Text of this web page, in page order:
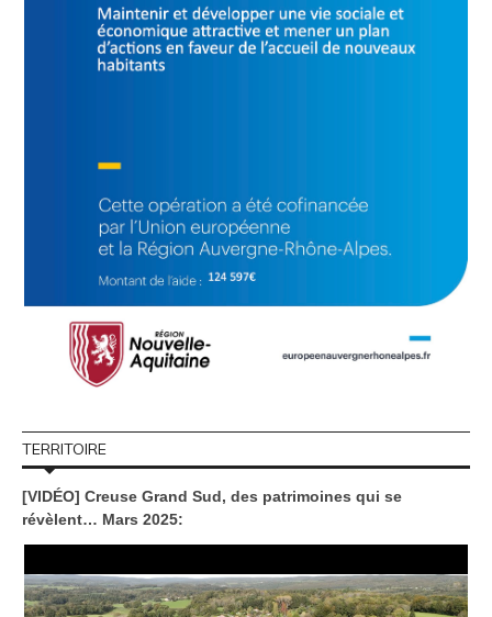
TERRITOIRE
[VIDÉO] Creuse Grand Sud, des patrimoines qui se
révèlent… Mars 2025: